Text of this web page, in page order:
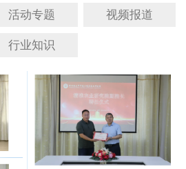
活动专题 视频报道
行业知识